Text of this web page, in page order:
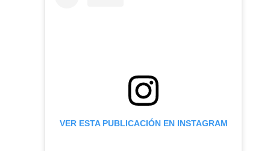
VER ESTA PUBLICACIÓN EN INSTAGRAM